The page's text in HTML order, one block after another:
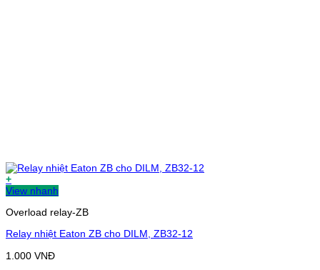
+
View nhanh
Overload relay-ZB
Relay nhiệt Eaton ZB cho DILM, ZB32-12
1.000 VNĐ